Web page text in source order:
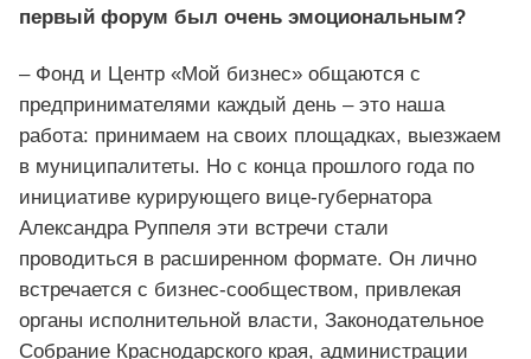
первый форум был очень эмоциональным?
– Фонд и Центр «Мой бизнес» общаются с
предпринимателями каждый день – это наша
работа: принимаем на своих площадках, выезжаем
в муниципалитеты. Но с конца прошлого года по
инициативе курирующего вице-губернатора
Александра Руппеля эти встречи стали
проводиться в расширенном формате. Он лично
встречается с бизнес-сообществом, привлекая
органы исполнительной власти, Законодательное
Собрание Краснодарского края, администрации